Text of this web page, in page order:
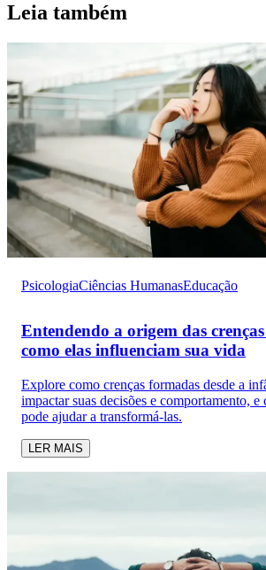
Leia também
PsicologiaCiências HumanasEducação
Entendendo a origem das crenças
como elas influenciam sua vida
Explore como crenças formadas desde a
impactar suas decisões e comportamento, e
pode ajudar a transformá-las.
LER MAIS